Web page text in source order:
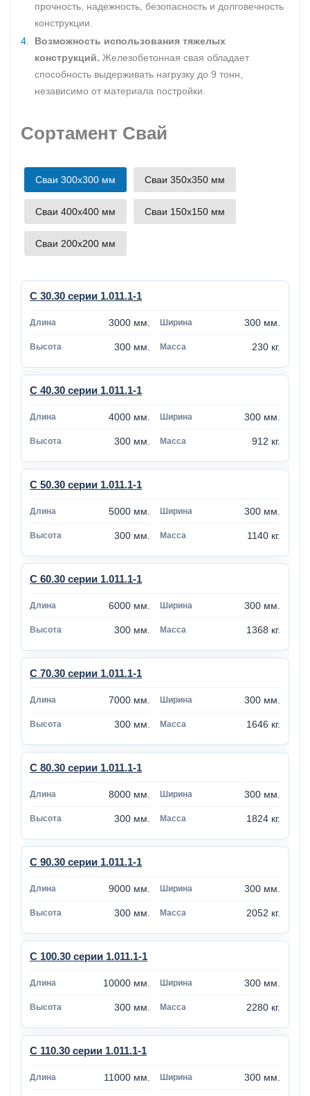
прочность, надежность, безопасность и долговечность
конструкции.
Возможность использования тяжелых
конструкций. Железобетонная свая обладает
способность выдерживать нагрузку до 9 тонн,
независимо от материала постройки.
Сортамент Свай
Сваи 300х300 мм Сваи 350х350 мм
Сваи 400х400 мм Сваи 150х150 мм
Сваи 200х200 мм
С 30.30 серии 1.011.1-1
3000 мм. 300 мм.
300 мм. 230 кг.
С 40.30 серии 1.011.1-1
4000 мм. 300 мм.
300 мм. 912 кг.
С 50.30 серии 1.011.1-1
5000 мм. 300 мм.
300 мм. 1140 кг.
С 60.30 серии 1.011.1-1
6000 мм. 300 мм.
300 мм. 1368 кг.
С 70.30 серии 1.011.1-1
7000 мм. 300 мм.
300 мм. 1646 кг.
С 80.30 серии 1.011.1-1
8000 мм. 300 мм.
300 мм. 1824 кг.
С 90.30 серии 1.011.1-1
9000 мм. 300 мм.
300 мм. 2052 кг.
С 100.30 серии 1.011.1-1
10000 мм. 300 мм.
300 мм. 2280 кг.
С 110.30 серии 1.011.1-1
11000 мм. 300 мм.